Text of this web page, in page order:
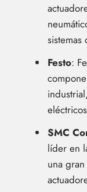
sistemas
Festo:
SMC
líder en
una